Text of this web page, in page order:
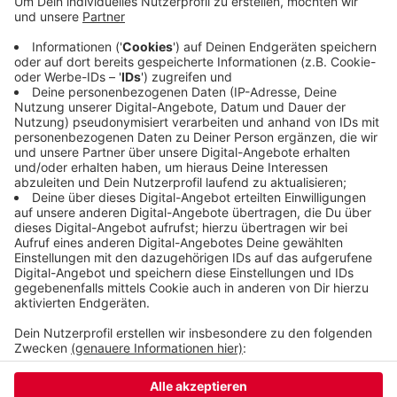
sollen helfen, die Situation für die
Arbeitnehmer:innen und die Unternehmen zu
verbessern. Eine gute Kinderbetreuung gilt für die
Städte und die Firmen als wichtiger
Standortfaktor.Fragebogen
Veröffentlicht:Dienstag, 06.04.2021 10:36
Anzeige
Anzeige